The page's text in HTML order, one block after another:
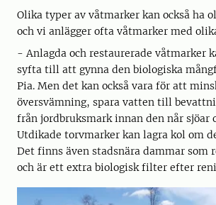
Olika typer av våtmarker kan också ha
och vi anlägger ofta våtmarker med
- Anlagda och restaurerade våtmarker
syfta till att gynna den biologiska
Pia. Men det kan också vara för att
översvämning, spara vatten till
från jordbruksmark innan den når sjöar
Utdikade torvmarker kan lagra kol om
Det finns även stadsnära dammar som
och är ett extra biologisk filter efter